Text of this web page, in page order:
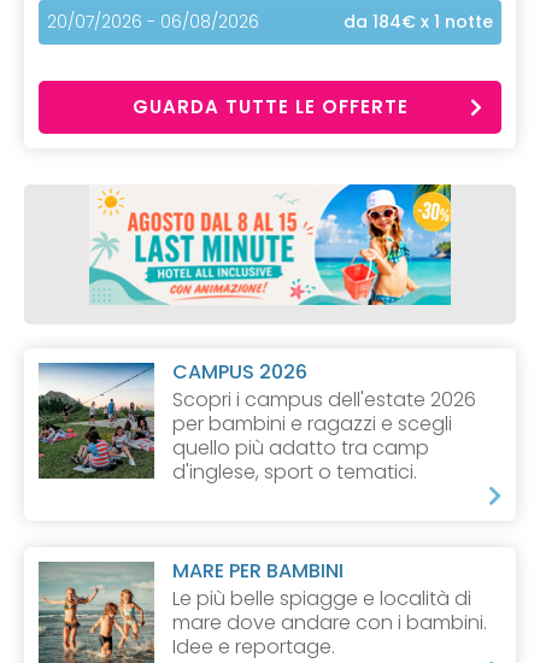
20/07/2026 - 06/08/2026
da 184€ x 1 notte
GUARDA TUTTE LE OFFERTE
CAMPUS 2026
Scopri i campus dell'estate 2026
per bambini e ragazzi e scegli
quello più adatto tra camp
d'inglese, sport o tematici.
MARE PER BAMBINI
Le più belle spiagge e località di
mare dove andare con i bambini.
Idee e reportage.